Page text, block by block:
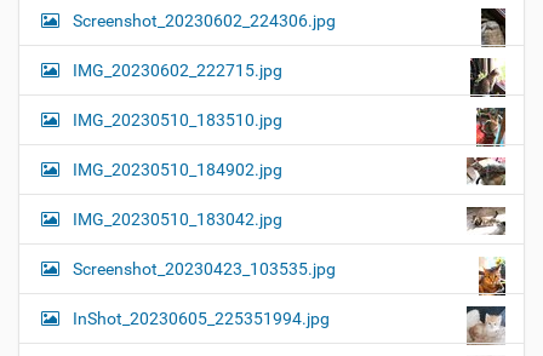
Screenshot_20230602_224306.jpg
IMG_20230602_222715.jpg
IMG_20230510_183510.jpg
IMG_20230510_184902.jpg
IMG_20230510_183042.jpg
Screenshot_20230423_103535.jpg
InShot_20230605_225351994.jpg